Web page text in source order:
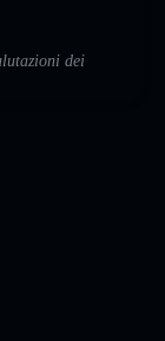
dei